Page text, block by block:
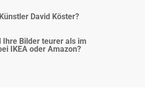
David Köster?
Ihre Bilder teurer als im
IKEA oder Amazon?